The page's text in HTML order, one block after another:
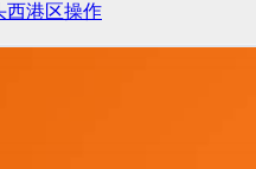
西港区操作